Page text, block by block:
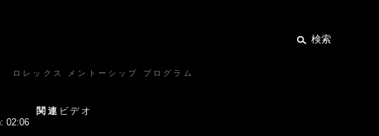
検索
ロレックス メントーシップ プログラム
02:06
関連 ビデオ